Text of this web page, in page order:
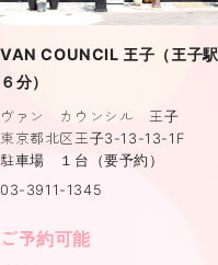
VAN COUNCIL 王子（王子駅
６分）
ヴァン カウンシル 王子
東京都北区王子3-13-13-1F
駐車場 １台（要予約）
03-3911-1345
ご予約可能